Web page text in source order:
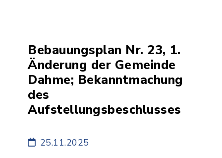
Bebauungsplan Nr. 23, 1.
Änderung der Gemeinde
Dahme; Bekanntmachung
des
Aufstellungsbeschlusses
25.11.2025